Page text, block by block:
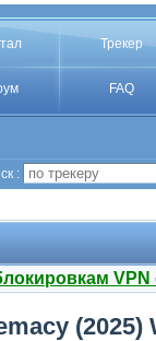
Трекер
FAQ
:
(2025)